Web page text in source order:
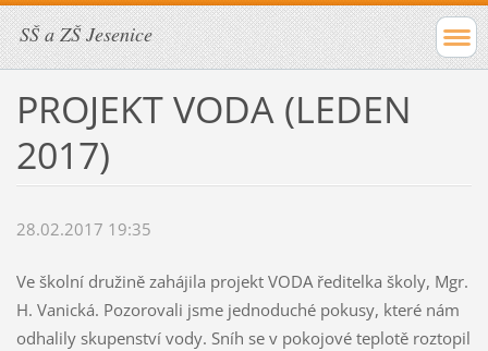
SŠ a ZŠ Jesenice
PROJEKT VODA (LEDEN
2017)
28.02.2017 19:35
Ve školní družině zahájila projekt VODA ředitelka školy, Mgr.
H. Vanická. Pozorovali jsme jednoduché pokusy, které nám
odhalily skupenství vody. Sníh se v pokojové teplotě roztopil